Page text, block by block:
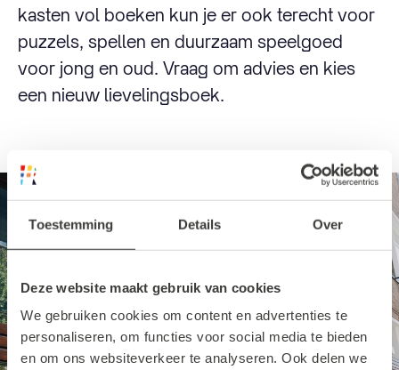
Toestemming Details Over
Deze website maakt gebruik van cookies
We gebruiken cookies om content en advertenties te
personaliseren, om functies voor social media te bieden
en om ons websiteverkeer te analyseren. Ook delen we
kasten vol boeken kun je er ook terecht voor
puzzels, spellen en duurzaam speelgoed
voor jong en oud. Vraag om advies en kies
een nieuw lievelingsboek.